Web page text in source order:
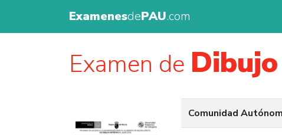
ExamenesdePAU.com
Examen de
Comunidad